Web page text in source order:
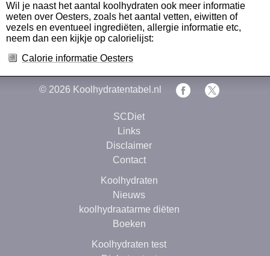
Wil je naast het aantal koolhydraten ook meer informatie
weten over Oesters, zoals het aantal vetten, eiwitten of
vezels en eventueel ingrediëten, allergie informatie etc,
neem dan een kijkje op calorielijst:
Calorie informatie Oesters
© 2026 Koolhydratentabel.nl
SCDiet
Links
Disclaimer
Contact
Koolhydraten
Nieuws
koolhydraatarme diëten
Boeken
Koolhydraten test